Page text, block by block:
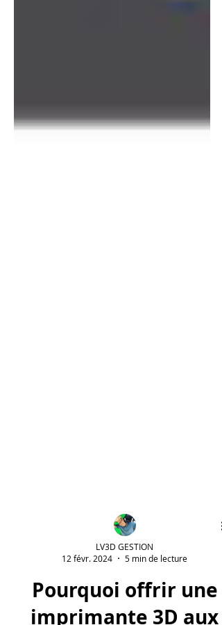
5 min de lecture
Pourquoi offrir une